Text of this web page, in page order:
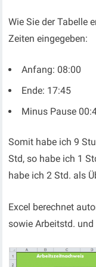
Wie Sie der Tabelle
Zeiten eingegeben:
Anfang: 08:00
Ende: 17:45
Minus Pause
Somit habe ich 9
Std, so habe ich 1
habe ich 2 Std. als
Excel berechnet
sowie Arbeitstd. und